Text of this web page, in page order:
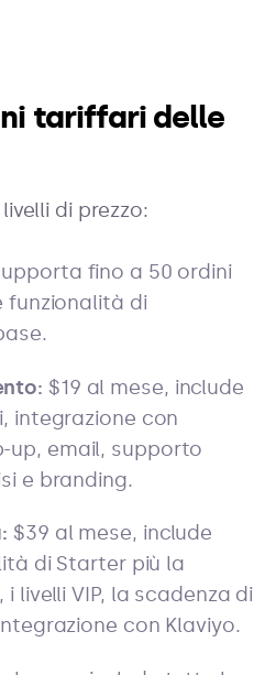
tariffari delle
di prezzo:
fino a 50 ordini
funzionalità di
$19 al mese, include
integrazione con
up, email, supporto
e branding.
$39 al mese, include
di Starter più la
livelli VIP, la scadenza di
con Klaviyo.